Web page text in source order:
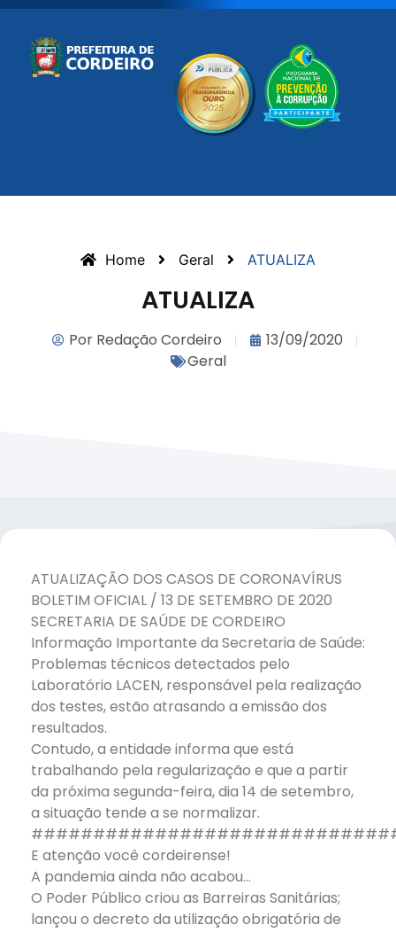
Home Geral ATUALIZA
ATUALIZA
Por Redação Cordeiro
13/09/2020
Geral
ATUALIZAÇÃO DOS CASOS DE CORONAVÍRUS
BOLETIM OFICIAL / 13 DE SETEMBRO DE 2020
SECRETARIA DE SAÚDE DE CORDEIRO
Informação Importante da Secretaria de Saúde:
Problemas técnicos detectados pelo
Laboratório LACEN, responsável pela realização
dos testes, estão atrasando a emissão dos
resultados.
Contudo, a entidade informa que está
trabalhando pela regularização e que a partir
da próxima segunda-feira, dia 14 de setembro,
a situação tende a se normalizar.
E atenção você cordeirense!
A pandemia ainda não acabou…
O Poder Público criou as Barreiras Sanitárias;
lançou o decreto da utilização obrigatória de